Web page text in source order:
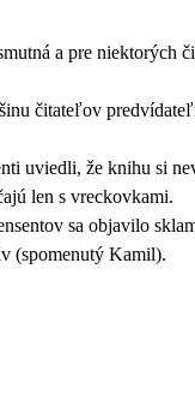
a pre niektorých
čitateľov
uviedli, že knihu si
len s vreckovkami.
sa objavilo
(spomenutý Kamil).